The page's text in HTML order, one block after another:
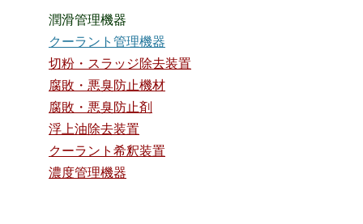
潤滑管理機器
クーラント管理機器
切粉・スラッジ除去装置
腐敗・悪臭防止機材
腐敗・悪臭防止剤
浮上油除去装置
クーラント希釈装置
濃度管理機器